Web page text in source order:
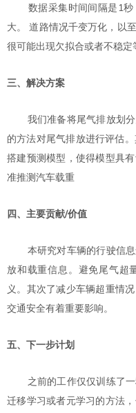
数据采集时间间隔是1秒
大。 道路情况千变万化，以
很可能出现欠拟合或者不稳定
三、解决方案
我们准备将尾气排放划分
的方法对尾气排放进行评估
搭建预测模型，使得模型具
准推测汽车载重
四、主要贡献/价值
本研究对车辆的行驶信息
放和载重信息。避免尾气超
义。其次了减少车辆超重情
交通安全有着重要影响。
五、下一步计划
之前的工作仅仅训练了一
迁移学习或者元学习的方法